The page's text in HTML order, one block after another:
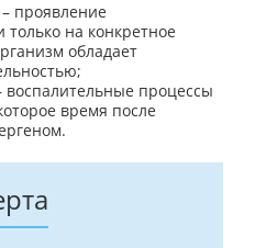
проявление
на конкретное
обладает
воспалительные процессы
время после